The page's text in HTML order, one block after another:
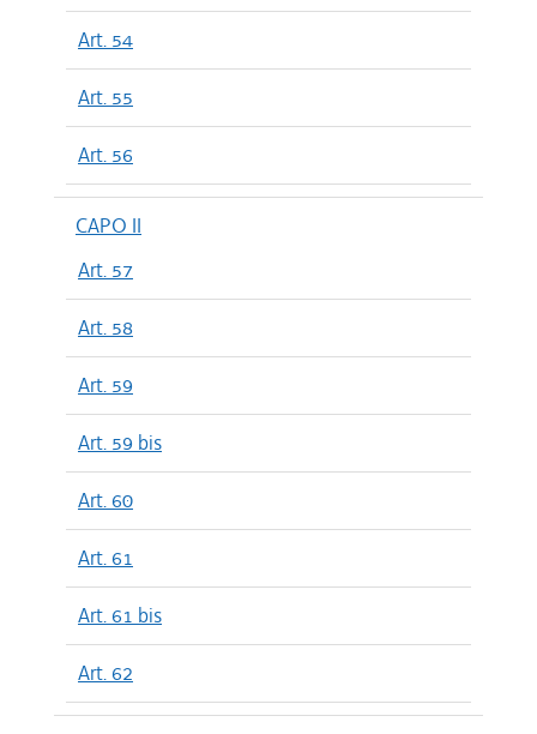
Art. 54
Art. 55
Art. 56
CAPO II
Art. 57
Art. 58
Art. 59
Art. 59 bis
Art. 60
Art. 61
Art. 61 bis
Art. 62